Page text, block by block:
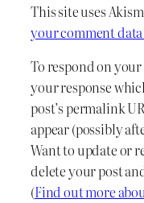
This site uses
your comment
To respond on
your response
post’s permalink
appear (possibly
Want to update or
delete your post
(Find out more